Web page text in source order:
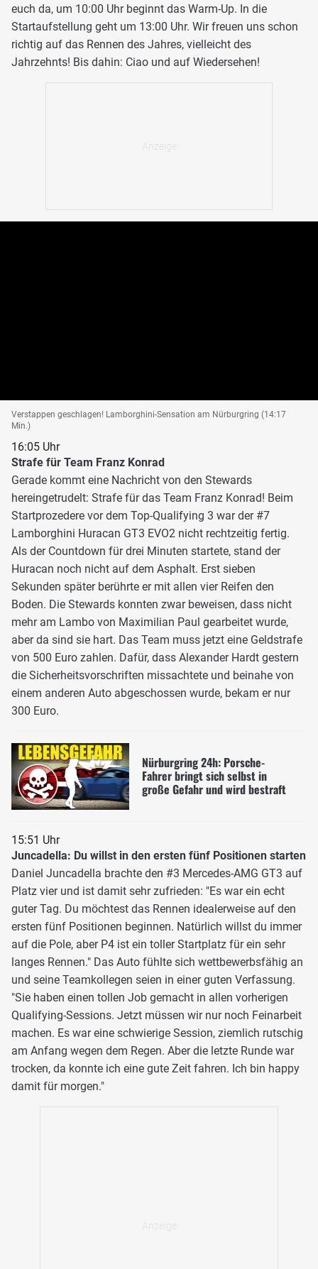
euch da, um 10:00 Uhr beginnt das Warm-Up. In die
Startaufstellung geht um 13:00 Uhr. Wir freuen uns schon
richtig auf das Rennen des Jahres, vielleicht des
Jahrzehnts! Bis dahin: Ciao und auf Wiedersehen!
Verstappen geschlagen! Lamborghini-Sensation am Nürburgring (14:17
Min.)
16:05 Uhr
Strafe für Team Franz Konrad
Gerade kommt eine Nachricht von den Stewards
hereingetrudelt: Strafe für das Team Franz Konrad! Beim
Startprozedere vor dem Top-Qualifying 3 war der #7
Lamborghini Huracan GT3 EVO2 nicht rechtzeitig fertig.
Als der Countdown für drei Minuten startete, stand der
Huracan noch nicht auf dem Asphalt. Erst sieben
Sekunden später berührte er mit allen vier Reifen den
Boden. Die Stewards konnten zwar beweisen, dass nicht
mehr am Lambo von Maximilian Paul gearbeitet wurde,
aber da sind sie hart. Das Team muss jetzt eine Geldstrafe
von 500 Euro zahlen. Dafür, dass Alexander Hardt gestern
die Sicherheitsvorschriften missachtete und beinahe von
einem anderen Auto abgeschossen wurde, bekam er nur
300 Euro.
Nürburgring 24h: Porsche-
Fahrer bringt sich selbst in
große Gefahr und wird bestraft
15:51 Uhr
Juncadella: Du willst in den ersten fünf Positionen starten
Daniel Juncadella brachte den #3 Mercedes-AMG GT3 auf
Platz vier und ist damit sehr zufrieden: "Es war ein echt
guter Tag. Du möchtest das Rennen idealerweise auf den
ersten fünf Positionen beginnen. Natürlich willst du immer
auf die Pole, aber P4 ist ein toller Startplatz für ein sehr
langes Rennen." Das Auto fühlte sich wettbewerbsfähig an
und seine Teamkollegen seien in einer guten Verfassung.
"Sie haben einen tollen Job gemacht in allen vorherigen
Qualifying-Sessions. Jetzt müssen wir nur noch Feinarbeit
machen. Es war eine schwierige Session, ziemlich rutschig
am Anfang wegen dem Regen. Aber die letzte Runde war
trocken, da konnte ich eine gute Zeit fahren. Ich bin happy
damit für morgen."